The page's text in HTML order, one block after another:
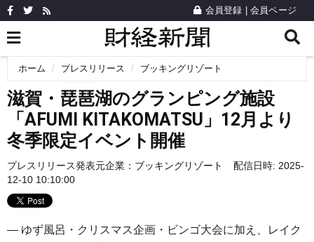
会員登録 会員ページ
ホーム プレスリリース ブッキングリゾート
滋賀・琵琶湖のグランピング施設
「AFUMI KITAKOMATSU」12月より
冬季限定イベント開催
プレスリリース発表元企業： ブッキングリゾート
配信日時: 2025-
12-10 10:10:00
― ゆず風呂・クリスマス企画・ビンゴ大会に加え、レイク